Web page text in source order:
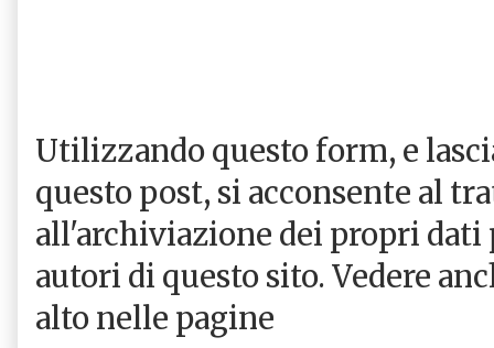
Utilizzando questo form, e
questo post, si acconsente al
all'archiviazione dei propri dati
autori di questo sito. Vedere
alto nelle pagine